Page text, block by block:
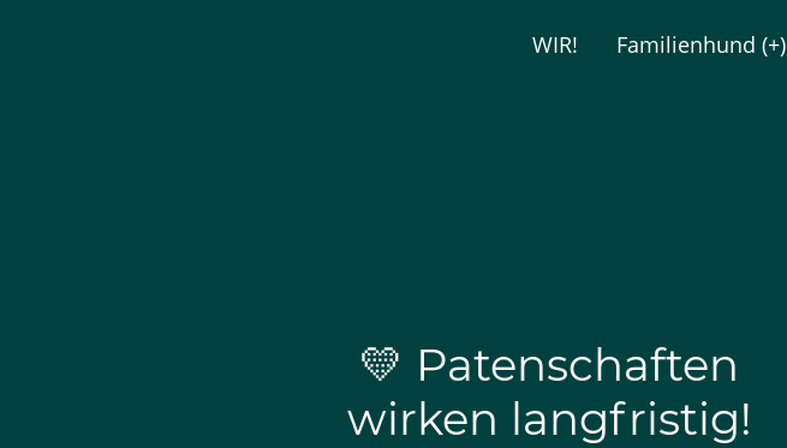
WIR! Familienhund (+)
💛 Patenschaften
wirken langfristig!